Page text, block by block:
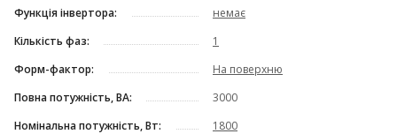
Функція інвертора:
немає
Кількість фаз:
1
Форм-фактор:
На поверхню
Повна потужність, ВА:
3000
Номінальна потужність, Вт:
1800